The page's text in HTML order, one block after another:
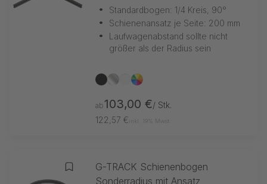
• Standardbogen: 1/4 Kreis, 90°
• Schienenansatz je Seite: 200 mm
•
Laufwagenabstand sollte nicht
größer als der Radius sein
schwarz
silberRAL9016 weiß
Sonderfarbe
ab103,00 €/ Stk.
122,57 € inkl. 19% Mwst.
Zur Merkliste hinzufügen
G-TRACK Schienenbogen
Sonderradius mit Ansatz